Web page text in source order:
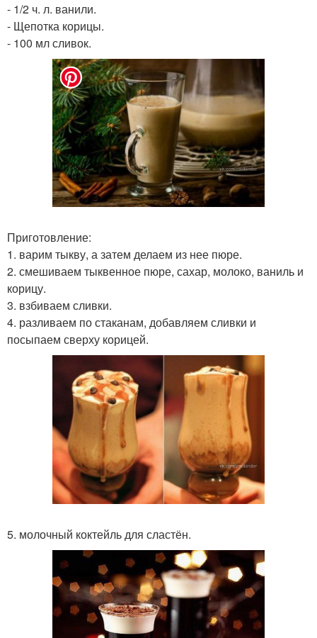
- 1/2 ч. л. ванили.
- Щепотка корицы.
- 100 мл сливок.
Приготовление:
1. варим тыкву, а затем делаем из нее пюре.
2. смешиваем тыквенное пюре, сахар, молоко, ваниль и
корицу.
3. взбиваем сливки.
4. разливаем по стаканам, добавляем сливки и
посыпаем сверху корицей.
5. молочный коктейль для сластён.